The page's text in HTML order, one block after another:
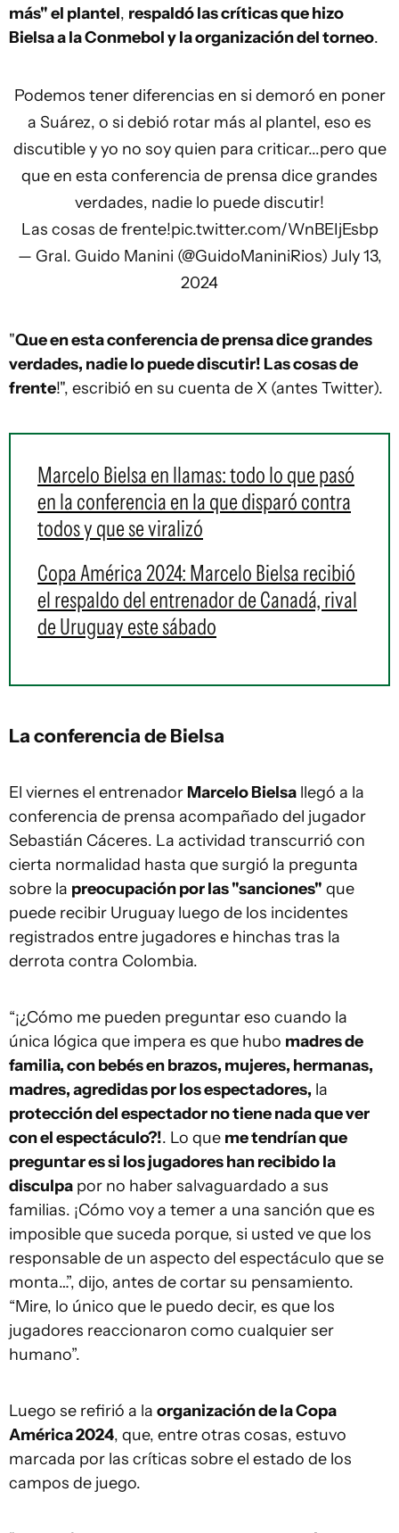
más" el plantel, respaldó las críticas que hizo
Bielsa a la Conmebol y la organización del torneo.
Podemos tener diferencias en si demoró en poner
a Suárez, o si debió rotar más al plantel, eso es
discutible y yo no soy quien para criticar...pero que
que en esta conferencia de prensa dice grandes
verdades, nadie lo puede discutir!
Las cosas de frente!pic.twitter.com/WnBEIjEsbp
— Gral. Guido Manini (@GuidoManiniRios) July 13,
2024
"Que en esta conferencia de prensa dice grandes
verdades, nadie lo puede discutir! Las cosas de
frente!", escribió en su cuenta de X (antes Twitter).
Marcelo Bielsa en llamas: todo lo que pasó
en la conferencia en la que disparó contra
todos y que se viralizó
Copa América 2024: Marcelo Bielsa recibió
el respaldo del entrenador de Canadá, rival
de Uruguay este sábado
La conferencia de Bielsa
El viernes el entrenador Marcelo Bielsa llegó a la
conferencia de prensa acompañado del jugador
Sebastián Cáceres. La actividad transcurrió con
cierta normalidad hasta que surgió la pregunta
sobre la preocupación por las "sanciones" que
puede recibir Uruguay luego de los incidentes
registrados entre jugadores e hinchas tras la
derrota contra Colombia.
“¡¿Cómo me pueden preguntar eso cuando la
única lógica que impera es que hubo madres de
familia, con bebés en brazos, mujeres, hermanas,
madres, agredidas por los espectadores, la
protección del espectador no tiene nada que ver
con el espectáculo?!. Lo que me tendrían que
preguntar es si los jugadores han recibido la
disculpa por no haber salvaguardado a sus
familias. ¡Cómo voy a temer a una sanción que es
imposible que suceda porque, si usted ve que los
responsable de un aspecto del espectáculo que se
monta…”, dijo, antes de cortar su pensamiento.
“Mire, lo único que le puedo decir, es que los
jugadores reaccionaron como cualquier ser
humano”.
Luego se refirió a la organización de la Copa
América 2024, que, entre otras cosas, estuvo
marcada por las críticas sobre el estado de los
campos de juego.